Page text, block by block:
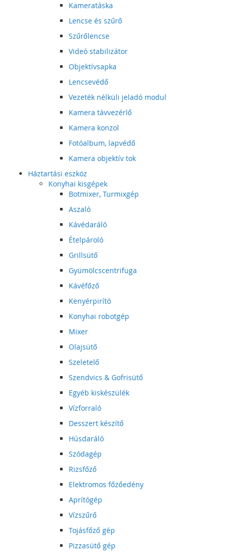
Kameratáska
Lencse és szűrő
Szűrőlencse
Videó stabilizátor
Objektívsapka
Lencsevédő
Vezeték nélküli jeladó modul
Kamera távvezérlő
Kamera konzol
Fotóalbum, lapvédő
Kamera objektív tok
Háztartási eszköz
Konyhai kisgépek
Botmixer, Turmixgép
Aszaló
Kávédaráló
Ételpároló
Grillsütő
Gyümölcscentrifuga
Kávéfőző
Kenyérpirító
Konyhai robotgép
Mixer
Olajsütő
Szeletelő
Szendvics & Gofrisütő
Egyéb kiskészülék
Vízforraló
Desszert készítő
Húsdaráló
Szódagép
Rizsfőző
Elektromos főzőedény
Aprítógép
Vízszűrő
Tojásfőző gép
Pizzasütő gép